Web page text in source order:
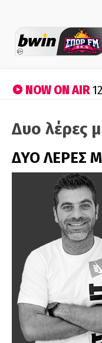
NOW ON AIR
Δυο λέρες
ΔΥΟ ΛΕΡΕΣ